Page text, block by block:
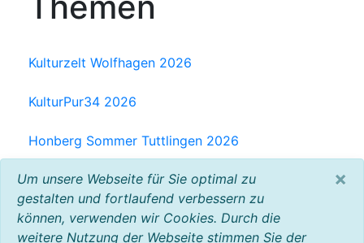
Kulturzelt Wolfhagen 2026
KulturPur34 2026
Honberg Sommer Tuttlingen 2026
Milchwerk Musik Festival Radolfzell 2025
Baltic Open Air 2025
VW Bus Festival 2023
Um unsere Webseite für Sie optimal zu
gestalten und fortlaufend verbessern zu
können, verwenden wir Cookies. Durch die
weitere Nutzung der Webseite stimmen Sie der
×